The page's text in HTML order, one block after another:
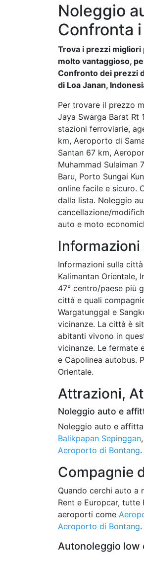
Noleggio
Confronta
Trova i prezzi
molto vantaggioso,
Confronto dei prezzi
di Loa Janan,
Per trovare il prezzo
Jaya Swarga Barat Rt
stazioni ferroviarie,
km, Aeroporto di
Santan 67 km,
Muhammad
Baru, Porto Sungai
online facile e sicuro.
dalla lista. Noleggio
cancellazione/
auto e moto
Informazioni
Informazioni sulla
Kalimantan Orientale,
47° centro/paese più
città e quali
Wargatunggal e
vicinanze. La città è
abitanti vivono in
vicinanze. Le fermate
e Capolinea autobus.
Orientale.
Attrazioni,
Noleggio auto e
Noleggio auto e
Balikpapan Sepinggan,
Aeroporto di Bontang.
Compagnie
Quando cerchi auto a
Rent e Europcar,
aeroporti come
Aeroporto di Bontang
Autonoleggio low